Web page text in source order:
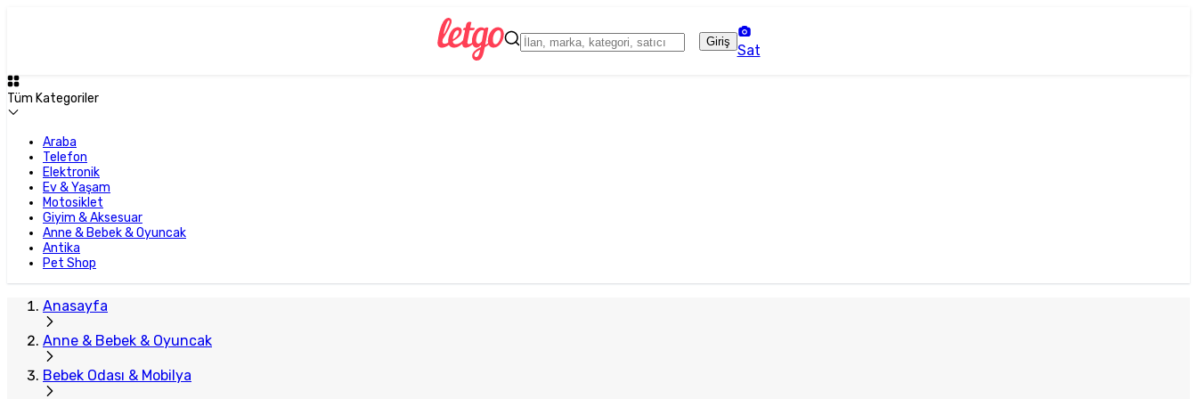
Giriş
Sat
Tüm Kategoriler
Araba
Telefon
Elektronik
Ev & Yaşam
Motosiklet
Giyim & Aksesuar
Anne & Bebek & Oyuncak
Antika
Pet Shop
Anasayfa
Anne & Bebek & Oyuncak
Bebek Odası & Mobilya